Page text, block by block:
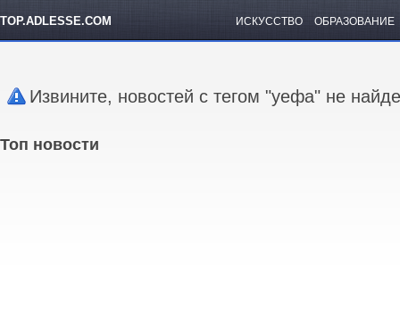
TOP.ADLESSE.COM ИСКУССТВО ОБРАЗОВАНИЕ
Извините, новостей с тегом "уефа" не
Топ новости